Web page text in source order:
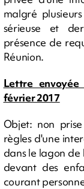
malgré
sérieuse et
présence de
Réunion.
Lettre
février 2017
Objet: non
règles d'une
dans le lagon de
devant des
courant